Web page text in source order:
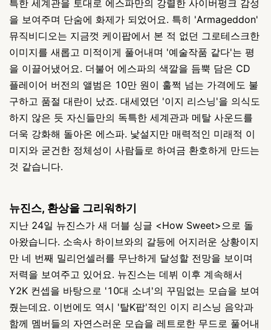
특한 세계관을 토대로 에스파만의 강렬한 사이버펑크 감성
을 보여주며 단숨에 화제가 되었어요. 특히 'Armageddon'
뮤직비디오는 지금껏 케이팝에서 본 적 없던 그로테스크한
이미지를 새롭고 미적이게 풀어내며 '예술작품 같다'는 평
을 이끌어냈어요. 더불어 에스파의 색깔을 듬뿍 담은 CD
플레이어 버전의 앨범은 10만 원이 훌쩍 넘는 가격에도 불
구하고 품절 대란이 났죠. 대세였던 '이지 리스닝'을 의식도
하지 않은 듯 자신들만의 독특한 세계관과 메탈 사운드를
더욱 강화해 돌아온 에스파. 낯설지만 매력적인 미래적 이
미지와 굳건한 정체성이 사람들로 하여금 환호하게 만드는
것 같습니다.
뉴진스, 환상을 그리워하기
지난 24일 뉴진스가 새 더블 싱글 <How Sweet>으로 돌
아왔습니다. 소속사 하이브와의 갈등에 어지러운 상황이지
만 네 번째 밀리언셀러를 무난하게 달성할 전망을 보이며
저력을 보여주고 있어요. 뉴진스는 데뷔 이후 계속해서
Y2K 컨셉을 바탕으로 '10대 소녀'의 꾸밈없는 모습을 보여
줬는데요. 이번에도 역시 '탈K팝'적인 이지 리스닝 음악과
함께 멤버들의 자연스러운 모습을 레트로한 무드로 풀어내